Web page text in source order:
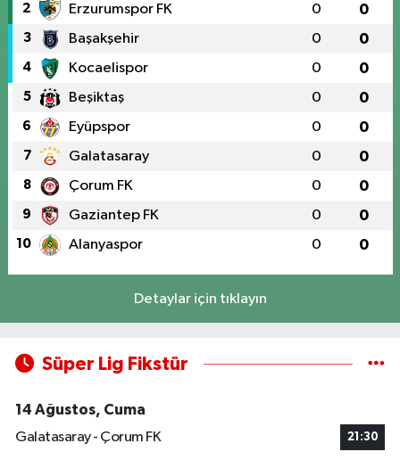
2 Erzurumspor FK 0 0
3 Başakşehir 0 0
4 Kocaelispor 0 0
5 Beşiktaş 0 0
6 Eyüpspor 0 0
7 Galatasaray 0 0
8 Çorum FK 0 0
9 Gaziantep FK 0 0
10 Alanyaspor 0 0
Detaylar için tıklayın
Süper Lig Fikstür
14 Ağustos, Cuma
Galatasaray - Çorum FK
21:30